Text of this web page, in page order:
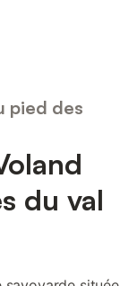
pied des
du val